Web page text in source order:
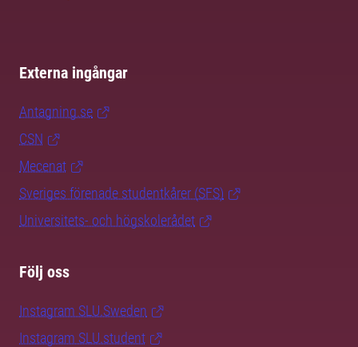
Externa ingångar
Antagning.se
CSN
Mecenat
Sveriges förenade studentkårer (SFS)
Universitets- och högskolerådet
Följ oss
Instagram SLU.Sweden
Instagram SLU.student